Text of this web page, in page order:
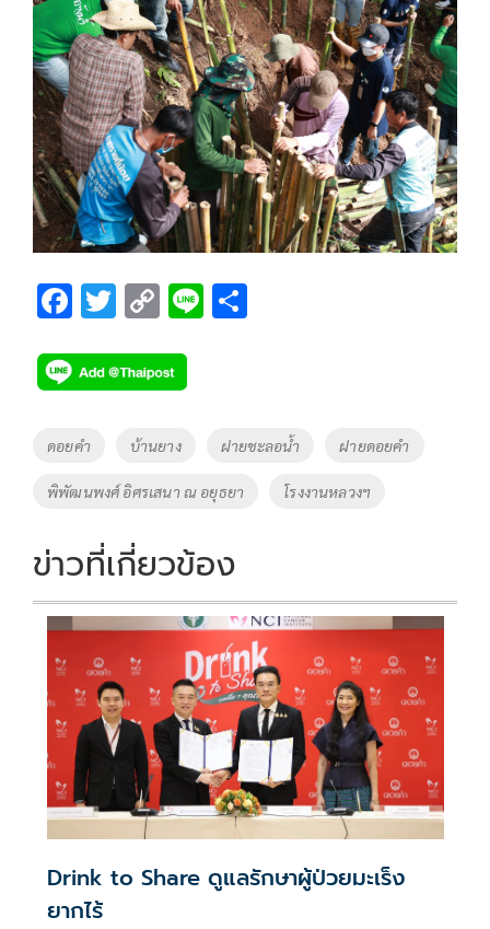
F
e
b
o
k
T
tt
er
C
p
y
Li
k
Li
Tags
ดอยคำ บ้านยาง ฝายชะลอน้ำ ฝายดอยคำ
พิพัฒนพงศ์ อิศรเสนา ณ อยุธยา โรงงานหลวงฯ
ข่าวที่เกี่ยวข้อง
Drink to Share ดูแลรักษาผู้ป่วยมะเร็ง
ยากไร้